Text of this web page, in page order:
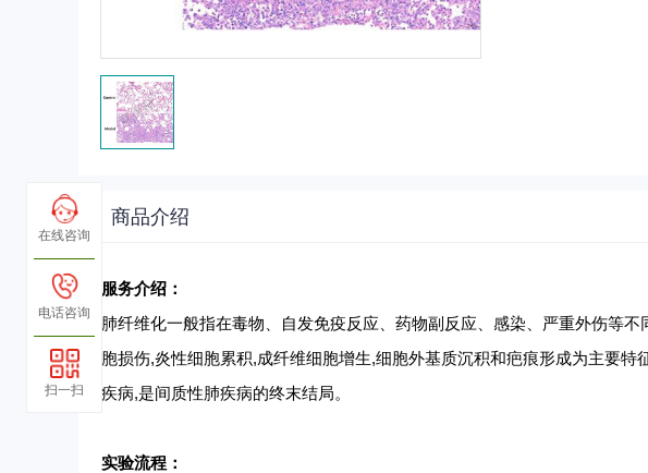
商品介绍
服务介绍：
肺纤维化一般指在毒物、自发免疫反应、药物副反应、感染、严重外伤等
胞损伤,炎性细胞累积,成纤维细胞增生,细胞外基质沉积和疤痕形成为主要
疾病,是间质性肺疾病的终末结局。
实验流程：
在线咨询
电话咨询
扫一扫